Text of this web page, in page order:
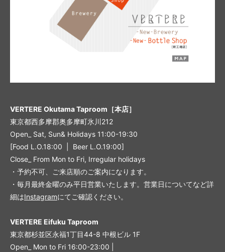
VERTERE Okutama Taproom［本店］
東京都西多摩郡奥多摩町氷川212
Open_ Sat, Sun& Holidays 11:00-19:30
[Food L.O.18:00 | Beer L.O.19:00]
Close_ From Mon to Fri, Irregular holidays
・予約不可、ご来店順のご案内になります。
・毎月最終金曜のみ平日営業いたします。営業日についてなど詳
細はInstagramにてご確認ください。
VERTERE Eifuku Taproom
東京都杉並区永福1丁目44-8 中根ビル 1F
Open_ Mon to Fri 16:00-23:00 |